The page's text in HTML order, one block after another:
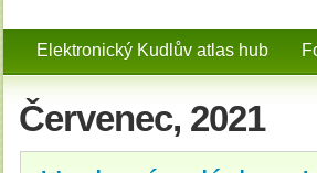
Elektronický Kudlův atlas hub
Červenec, 2021